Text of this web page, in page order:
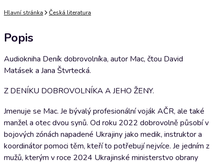
Hlavní stránka Česká literatura
Popis
Audiokniha Deník dobrovolníka, autor Mac, čtou David
Matásek a Jana Štvrtecká.
Z DENÍKU DOBROVOLNÍKA A JEHO ŽENY.
Jmenuje se Mac. Je bývalý profesionální voják AČR, ale také
manžel a otec dvou synů. Od roku 2022 dobrovolně působí v
bojových zónách napadené Ukrajiny jako medik, instruktor a
koordinátor pomoci těm, kteří to potřebují nejvíce. Je jedním z
mužů, kterým v roce 2024 Ukrajinské ministerstvo obrany